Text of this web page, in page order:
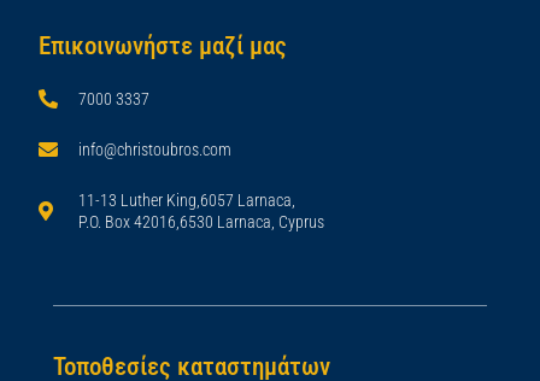
Επικοινωνήστε μαζί μας
7000 3337
info@christoubros.com
11-13 Luther King,6057 Larnaca,
P.O. Box 42016,6530 Larnaca, Cyprus
Τοποθεσίες καταστημάτων